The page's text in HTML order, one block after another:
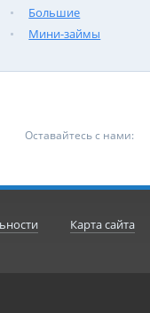
Большие
Мини-займы
Оставайтесь с нами:
Карта сайта